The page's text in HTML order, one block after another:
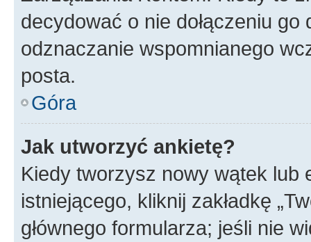
decydować o nie dołączeniu
odznaczanie wspomnianego
posta.
Góra
Jak utworzyć ankietę?
Kiedy tworzysz nowy wątek lub
istniejącego, kliknij zakładkę
głównego formularza; jeśli nie